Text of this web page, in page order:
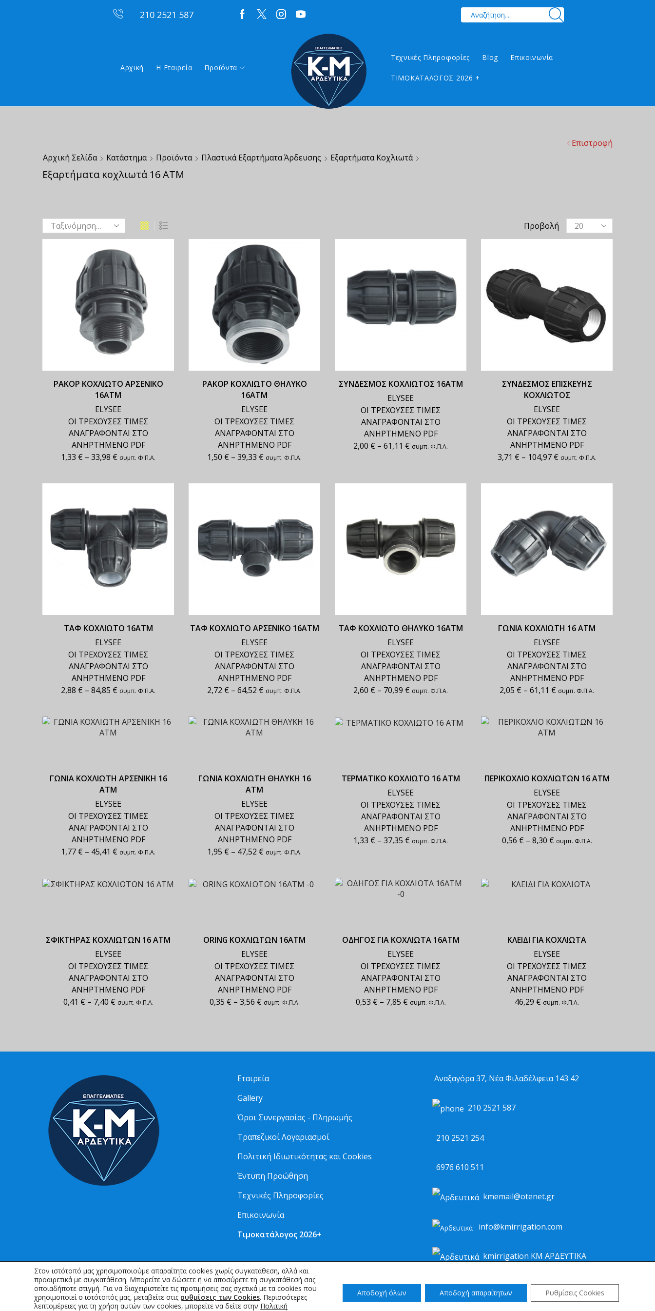
210 2521 587
Αρχική Η Εταιρεία Προϊόντα
Τεχνικές Πληροφορίες Blog Επικοινωνία
ΤΙΜΟΚΑΤΑΛΟΓΟΣ 2026 +
Αρχική Σελίδα Κατάστημα Προϊόντα Πλαστικά Εξαρτήματα Άρδευσης Εξαρτήματα Κοχλιωτά
Εξαρτήματα κοχλιωτά 16 ΑΤΜ
Επιστροφή
Προβολή
ΡΑΚΟΡ ΚΟΧΛΙΩΤΟ ΑΡΣΕΝΙΚΟ
16ΑΤΜ
ELYSEE
ΟΙ ΤΡΕΧΟΥΣΕΣ ΤΙΜΕΣ
ΑΝΑΓΡΑΦΟΝΤΑΙ ΣΤΟ
ΑΝΗΡΤΗΜΕΝΟ PDF
1,33 € – 33,98 € συμπ. Φ.Π.Α.
ΡΑΚΟΡ ΚΟΧΛΙΩΤΟ ΘΗΛΥΚΟ
16ΑΤΜ
ELYSEE
ΟΙ ΤΡΕΧΟΥΣΕΣ ΤΙΜΕΣ
ΑΝΑΓΡΑΦΟΝΤΑΙ ΣΤΟ
ΑΝΗΡΤΗΜΕΝΟ PDF
1,50 € – 39,33 € συμπ. Φ.Π.Α.
ΣΥΝΔΕΣΜΟΣ ΚΟΧΛΙΩΤΟΣ 16ΑΤΜ
ELYSEE
ΟΙ ΤΡΕΧΟΥΣΕΣ ΤΙΜΕΣ
ΑΝΑΓΡΑΦΟΝΤΑΙ ΣΤΟ
ΑΝΗΡΤΗΜΕΝΟ PDF
2,00 € – 61,11 € συμπ. Φ.Π.Α.
ΣΥΝΔΕΣΜΟΣ ΕΠΙΣΚΕΥΗΣ
ΚΟΧΛΙΩΤΟΣ
ELYSEE
ΟΙ ΤΡΕΧΟΥΣΕΣ ΤΙΜΕΣ
ΑΝΑΓΡΑΦΟΝΤΑΙ ΣΤΟ
ΑΝΗΡΤΗΜΕΝΟ PDF
3,71 € – 104,97 € συμπ. Φ.Π.Α.
ΤΑΦ ΚΟΧΛΙΩΤΟ 16ΑΤΜ
ELYSEE
ΟΙ ΤΡΕΧΟΥΣΕΣ ΤΙΜΕΣ
ΑΝΑΓΡΑΦΟΝΤΑΙ ΣΤΟ
ΑΝΗΡΤΗΜΕΝΟ PDF
2,88 € – 84,85 € συμπ. Φ.Π.Α.
ΤΑΦ ΚΟΧΛΙΩΤΟ ΑΡΣΕΝΙΚΟ 16ΑΤΜ
ELYSEE
ΟΙ ΤΡΕΧΟΥΣΕΣ ΤΙΜΕΣ
ΑΝΑΓΡΑΦΟΝΤΑΙ ΣΤΟ
ΑΝΗΡΤΗΜΕΝΟ PDF
2,72 € – 64,52 € συμπ. Φ.Π.Α.
ΤΑΦ ΚΟΧΛΙΩΤΟ ΘΗΛΥΚΟ 16ΑΤΜ
ELYSEE
ΟΙ ΤΡΕΧΟΥΣΕΣ ΤΙΜΕΣ
ΑΝΑΓΡΑΦΟΝΤΑΙ ΣΤΟ
ΑΝΗΡΤΗΜΕΝΟ PDF
2,60 € – 70,99 € συμπ. Φ.Π.Α.
ΓΩΝΙΑ ΚΟΧΛΙΩΤΗ 16 ΑΤΜ
ELYSEE
ΟΙ ΤΡΕΧΟΥΣΕΣ ΤΙΜΕΣ
ΑΝΑΓΡΑΦΟΝΤΑΙ ΣΤΟ
ΑΝΗΡΤΗΜΕΝΟ PDF
2,05 € – 61,11 € συμπ. Φ.Π.Α.
ΓΩΝΙΑ ΚΟΧΛΙΩΤΗ ΑΡΣΕΝΙΚΗ 16
ΑΤΜ
ELYSEE
ΟΙ ΤΡΕΧΟΥΣΕΣ ΤΙΜΕΣ
ΑΝΑΓΡΑΦΟΝΤΑΙ ΣΤΟ
ΑΝΗΡΤΗΜΕΝΟ PDF
1,77 € – 45,41 € συμπ. Φ.Π.Α.
ΓΩΝΙΑ ΚΟΧΛΙΩΤΗ ΘΗΛΥΚΗ 16
ΑΤΜ
ELYSEE
ΟΙ ΤΡΕΧΟΥΣΕΣ ΤΙΜΕΣ
ΑΝΑΓΡΑΦΟΝΤΑΙ ΣΤΟ
ΑΝΗΡΤΗΜΕΝΟ PDF
1,95 € – 47,52 € συμπ. Φ.Π.Α.
ΤΕΡΜΑΤΙΚΟ ΚΟΧΛΙΩΤΟ 16 ΑΤΜ
ELYSEE
ΟΙ ΤΡΕΧΟΥΣΕΣ ΤΙΜΕΣ
ΑΝΑΓΡΑΦΟΝΤΑΙ ΣΤΟ
ΑΝΗΡΤΗΜΕΝΟ PDF
1,33 € – 37,35 € συμπ. Φ.Π.Α.
ΠΕΡΙΚΟΧΛΙΟ ΚΟΧΛΙΩΤΩΝ 16 ΑΤΜ
ELYSEE
ΟΙ ΤΡΕΧΟΥΣΕΣ ΤΙΜΕΣ
ΑΝΑΓΡΑΦΟΝΤΑΙ ΣΤΟ
ΑΝΗΡΤΗΜΕΝΟ PDF
0,56 € – 8,30 € συμπ. Φ.Π.Α.
ΣΦΙΚΤΗΡΑΣ ΚΟΧΛΙΩΤΩΝ 16 ΑΤΜ
ELYSEE
ΟΙ ΤΡΕΧΟΥΣΕΣ ΤΙΜΕΣ
ΑΝΑΓΡΑΦΟΝΤΑΙ ΣΤΟ
ΑΝΗΡΤΗΜΕΝΟ PDF
0,41 € – 7,40 € συμπ. Φ.Π.Α.
ORING ΚΟΧΛΙΩΤΩΝ 16ΑΤΜ
ELYSEE
ΟΙ ΤΡΕΧΟΥΣΕΣ ΤΙΜΕΣ
ΑΝΑΓΡΑΦΟΝΤΑΙ ΣΤΟ
ΑΝΗΡΤΗΜΕΝΟ PDF
0,35 € – 3,56 € συμπ. Φ.Π.Α.
ΟΔΗΓΟΣ ΓΙΑ ΚΟΧΛΙΩΤΑ 16ΑΤΜ
ELYSEE
ΟΙ ΤΡΕΧΟΥΣΕΣ ΤΙΜΕΣ
ΑΝΑΓΡΑΦΟΝΤΑΙ ΣΤΟ
ΑΝΗΡΤΗΜΕΝΟ PDF
0,53 € – 7,85 € συμπ. Φ.Π.Α.
ΚΛΕΙΔΙ ΓΙΑ ΚΟΧΛΙΩΤΑ
ELYSEE
ΟΙ ΤΡΕΧΟΥΣΕΣ ΤΙΜΕΣ
ΑΝΑΓΡΑΦΟΝΤΑΙ ΣΤΟ
ΑΝΗΡΤΗΜΕΝΟ PDF
46,29 € συμπ. Φ.Π.Α.
Εταιρεία
Gallery
Όροι Συνεργασίας - Πληρωμής
Τραπεζικοί Λογαριασμοί
Πολιτική Ιδιωτικότητας και Cookies
Έντυπη Προώθηση
Τεχνικές Πληροφορίες
Επικοινωνία
Τιμοκατάλογος 2026+
Αναξαγόρα 37, Νέα Φιλαδέλφεια 143 42
210 2521 587
210 2521 254
6976 610 511
kmemail@otenet.gr
info@kmirrigation.com
kmirrigation ΚΜ ΑΡΔΕΥΤΙΚΑ
Στον ιστότοπό μας χρησιμοποιούμε απαραίτητα cookies χωρίς συγκατάθεση, αλλά και
προαιρετικά με συγκατάθεση. Μπορείτε να δώσετε ή να αποσύρετε τη συγκατάθεσή σας
οποιαδήποτε στιγμή. Για να διαχειριστείτε τις προτιμήσεις σας σχετικά με τα cookies που
χρησιμοποιεί ο ιστότοπός μας, μεταβείτε στις ρυθμίσεις των Cookies. Περισσότερες
λεπτομέρειες για τη χρήση αυτών των cookies, μπορείτε να δείτε στην Πολιτική
Αποδοχή όλων Αποδοχή απαραίτητων Ρυθμίσεις Cookies